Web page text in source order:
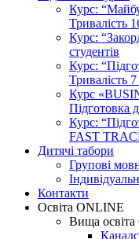
Курс:
Тривалість
Курс:
студентів
Курс:
Тривалість
Курс
Підготовка
Курс:
FAST
Дитячі табори
Групові
Контакти
Освіта ONLINE
Вища